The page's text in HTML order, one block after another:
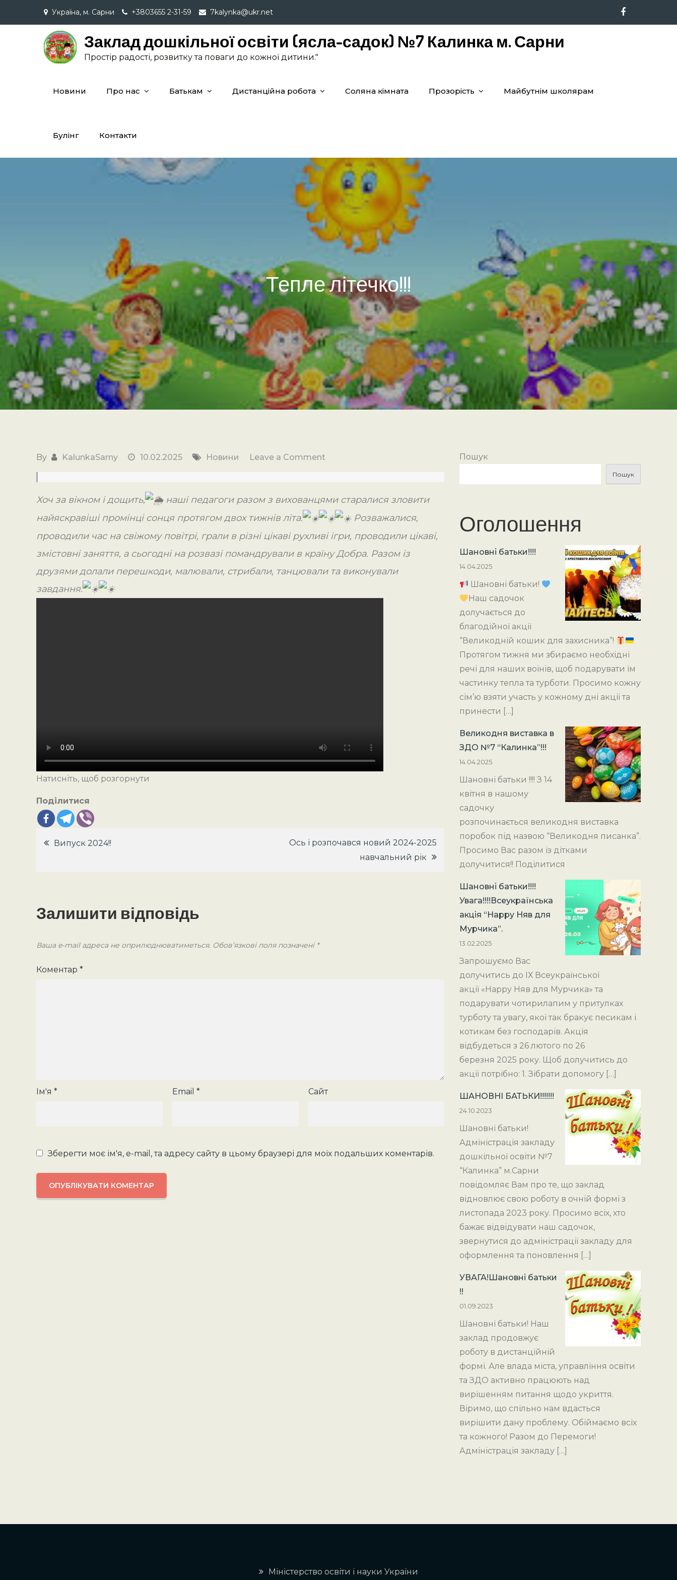
Україна, м. Сарни +3803655 2-31-59 7kalynka@ukr.net
Заклад дошкільної освіти (ясла-садок) №7 Калинка м. Сарни
Простір радості, розвитку та поваги до кожної дитини."
Новини Про нас Батькам Дистанційна робота Соляна кімната Прозорість Майбутнім школярам
Булінг Контакти
Тепле літечко!!!
By KalunkaSarny 10.02.2025 Новини Leave a Comment
Хоч за вікном і дощить,
наші педагоги разом з вихованцями старалися зловити
найяскравіші промінці сонця протягом двох тижнів літа.
Розважалися,
проводили час на свіжому повітрі, грали в різні цікаві рухливі ігри, проводили цікаві,
змістовні заняття, а сьогодні на розвазі помандрували в країну Добра. Разом із
друзями долали перешкоди, малювали, стрибали, танцювали та виконували
завдання.
Натисніть, щоб розгорнути
Поділитися
Навігація
Випуск 2024!!
Ось і розпочався новий 2024-2025
навчальний рік
Залишити відповідь
Ваша e-mail адреса не оприлюднюватиметься. Обов’язкові поля позначені *
Коментар *
Ім'я * Email * Сайт
Зберегти моє ім'я, e-mail, та адресу сайту в цьому браузері для моїх подальших коментарів.
Пошук
Пошук
Оголошення
Шановні батьки!!!!
14.04.2025
Шановні батьки!
Наш садочок
долучається до
благодійної акції
“Великодній кошик для захисника”!
Протягом тижня ми збираємо необхідні
речі для наших воїнів, щоб подарувати їм
частинку тепла та турботи. Просимо кожну
сім’ю взяти участь у кожному дні акції та
принести […]
Великодня виставка в
ЗДО №7 “Калинка”!!!
14.04.2025
Шановні батьки !!!! З 14
квітня в нашому
садочку
розпочинається великодня виставка
поробок під назвою “Великодня писанка”.
Просимо Вас разом із дітками
долучитися!! Поділитися
Шановні батьки!!!!
Увага!!!!Всеукраїнська
акція “Happy Няв для
Мурчика”.
13.02.2025
Запрошуємо Вас
долучитись до ІХ Всеукраїнської
акції «Happy Няв для Мурчика» та
подарувати чотирилапим у притулках
турботу та увагу, якої так бракує песикам і
котикам без господарів. Акція
відбудеться з 26 лютого по 26
березня 2025 року. Щоб долучитись до
акції потрібно: 1. Зібрати допомогу […]
ШАНОВНІ БАТЬКИ!!!!!!!
24.10.2023
Шановні батьки!
Адміністрація закладу
дошкільної освіти №7
“Калинка” м.Сарни
повідомляє Вам про те, що заклад
відновлює свою роботу в очній формі з
листопада 2023 року. Просимо всіх, хто
бажає відвідувати наш садочок,
звернутися до адміністрації закладу для
оформлення та поновлення […]
УВАГА!Шановні батьки
!!
01.09.2023
Шановні батьки! Наш
заклад продовжує
роботу в дистанційній
формі. Але влада міста, управління освіти
та ЗДО активно працюють над
вирішенням питання щодо укриття.
Віримо, що спільно нам вдасться
вирішити дану проблему. Обіймаємо всіх
та кожного! Разом до Перемоги!
Адміністрація закладу […]
Міністерство освіти і науки України